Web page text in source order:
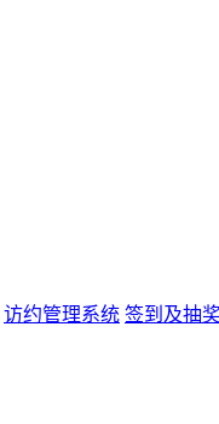
访约管理系统 签到及抽